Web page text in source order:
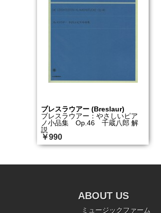
ブレスラウアー (Breslaur)
ブレスラウアー：やさしいピア
ノ小品集 Op.46 千蔵八郎 解
説
￥990
ABOUT US
ミュージックファーム